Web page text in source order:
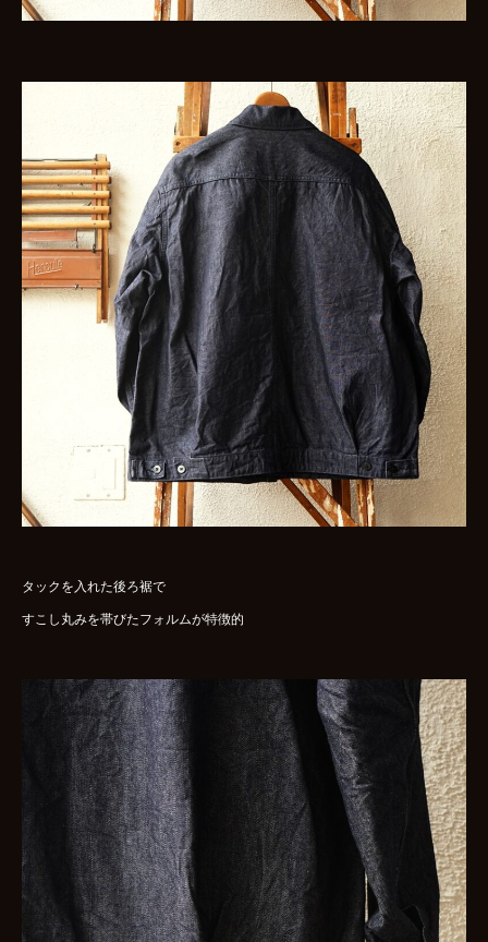
タックを入れた後ろ裾で
すこし丸みを帯びたフォルムが特徴的